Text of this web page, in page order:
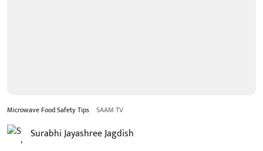
Microwave Food Safety Tips SAAM TV
Surabhi Jayashree Jagdish